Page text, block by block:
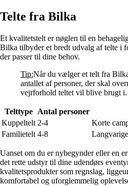
Telte fra Bilka
Et kvalitetstelt er nøglen til en
Bilka tilbyder et bredt udvalg af telte i
der passer til dine behov.
Tip:Når du vælger et telt fra
antallet af personer, der skal
vejrforhold teltet vil blive brugt i.
Telttype Antal personer
Kuppeltelt 2-4
Korte
Familietelt 4-8
Uanset om du er nybegynder eller en
det rette udstyr til dine udendørs
kvalitetsprodukter som regnslag,
komfortabel og uforglemmelig